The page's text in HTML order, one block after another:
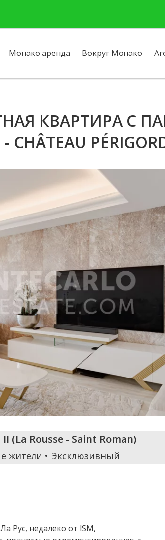
Монако аренда Вокруг Монако
КВАРТИРА С
CHÂTEAU
II (La Rousse - Saint Roman)
жители Эксклюзивный
Рус, недалеко от ISM,